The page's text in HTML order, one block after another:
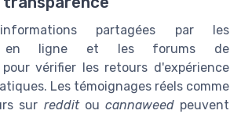
partagées par les
en ligne et les forums de
vérifier les retours d'expérience
Les témoignages réels comme
sur redditou cannaweedpeuvent